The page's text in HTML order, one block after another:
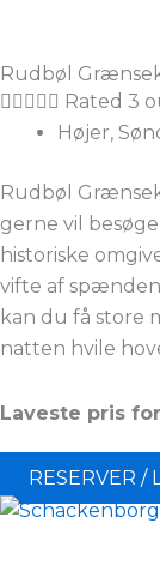
Rudbøl
 Rated 3
Højer,
Rudbøl
gerne vil
historiske
vifte af
kan du få store
natten hvile
Laveste pris
RESERVER /